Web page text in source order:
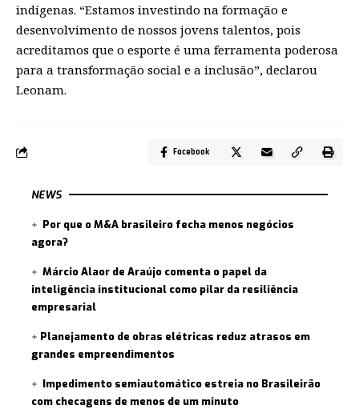
indígenas. “Estamos investindo na formação e
desenvolvimento de nossos jovens talentos, pois
acreditamos que o esporte é uma ferramenta poderosa
para a transformação social e a inclusão”, declarou
Leonam.
Facebook
NEWS
Por que o M&A brasileiro fecha menos negócios
agora?
Márcio Alaor de Araújo comenta o papel da
inteligência institucional como pilar da resiliência
empresarial
Planejamento de obras elétricas reduz atrasos em
grandes empreendimentos
Impedimento semiautomático estreia no Brasileirão
com checagens de menos de um minuto